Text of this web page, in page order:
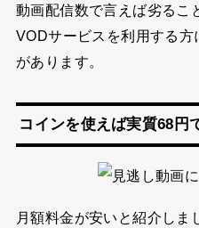
動画配信数で言えば劣るこ
VODサービスを利用する
があります。
コインを使えば実質68円
月額料金が安いと紹介しま